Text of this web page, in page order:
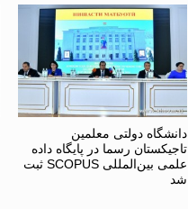
دانشگاه دولتی معلمین
تاجیکستان رسما در پایگاه داده
علمی بین‌المللی SCOPUS ثبت
شد